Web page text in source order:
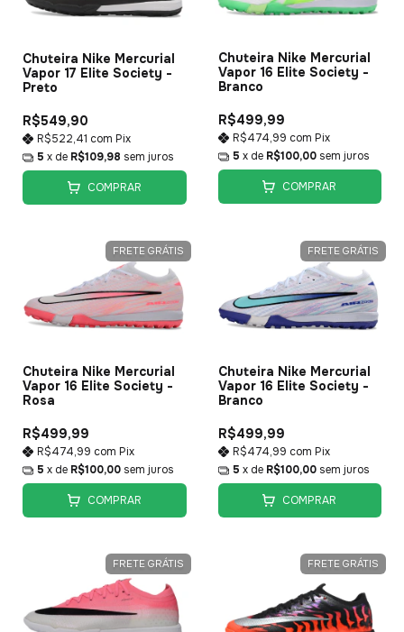
Chuteira Nike Mercurial
Vapor 17 Elite Society -
Preto
R$549,90
R$522,41 com Pix
5 x de R$109,98 sem juros
COMPRAR
Chuteira Nike Mercurial
Vapor 16 Elite Society -
Branco
R$499,99
R$474,99 com Pix
5 x de R$100,00 sem juros
COMPRAR
FRETE GRÁTIS
Chuteira Nike Mercurial
Vapor 16 Elite Society -
Rosa
R$499,99
R$474,99 com Pix
5 x de R$100,00 sem juros
COMPRAR
FRETE GRÁTIS
Chuteira Nike Mercurial
Vapor 16 Elite Society -
Branco
R$499,99
R$474,99 com Pix
5 x de R$100,00 sem juros
COMPRAR
FRETE GRÁTIS FRETE GRÁTIS